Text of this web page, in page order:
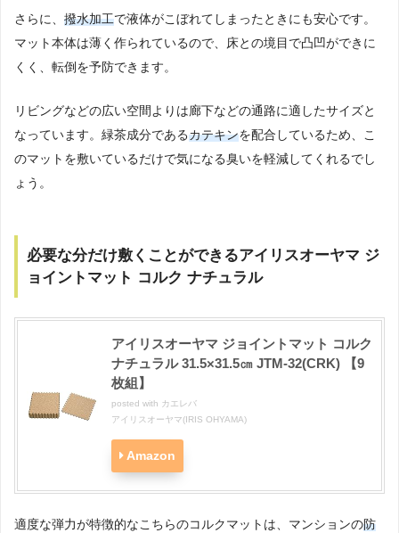
さらに、 撥水加工で液体がこぼれてしまったときにも安心です。
マット本体は薄く作られているので、床との境目で凸凹ができに
くく、転倒を予防できます。
リビングなどの広い空間よりは廊下などの通路に適したサイズと
なっています。緑茶成分であるカテキンを配合しているため、こ
のマットを敷いているだけで気になる臭いを軽減してくれるでし
ょう。
必要な分だけ敷くことができるアイリスオーヤマ ジ
ョイントマット コルク ナチュラル
アイリスオーヤマ ジョイントマット コルク
ナチュラル 31.5×31.5㎝ JTM-32(CRK) 【9
枚組】
posted with カエレバ
アイリスオーヤマ(IRIS OHYAMA)
Amazon
適度な弾力が特徴的なこちらのコルクマットは、マンションの防